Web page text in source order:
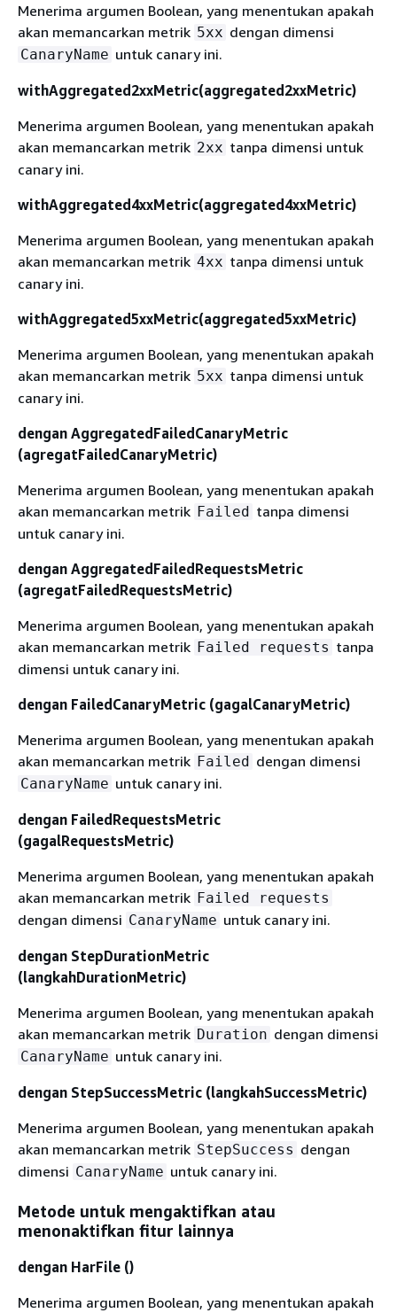
Menerima argumen Boolean, yang menentukan apakah
akan memancarkan metrik 5xx dengan dimensi
CanaryName untuk canary ini.
withAggregated2xxMetric(aggregated2xxMetric)
Menerima argumen Boolean, yang menentukan apakah
akan memancarkan metrik 2xx tanpa dimensi untuk
canary ini.
withAggregated4xxMetric(aggregated4xxMetric)
Menerima argumen Boolean, yang menentukan apakah
akan memancarkan metrik 4xx tanpa dimensi untuk
canary ini.
withAggregated5xxMetric(aggregated5xxMetric)
Menerima argumen Boolean, yang menentukan apakah
akan memancarkan metrik 5xx tanpa dimensi untuk
canary ini.
dengan AggregatedFailedCanaryMetric
(agregatFailedCanaryMetric)
Menerima argumen Boolean, yang menentukan apakah
akan memancarkan metrik Failed tanpa dimensi
untuk canary ini.
dengan AggregatedFailedRequestsMetric
(agregatFailedRequestsMetric)
Menerima argumen Boolean, yang menentukan apakah
akan memancarkan metrik Failed requests tanpa
dimensi untuk canary ini.
dengan FailedCanaryMetric (gagalCanaryMetric)
Menerima argumen Boolean, yang menentukan apakah
akan memancarkan metrik Failed dengan dimensi
CanaryName untuk canary ini.
dengan FailedRequestsMetric
(gagalRequestsMetric)
Menerima argumen Boolean, yang menentukan apakah
akan memancarkan metrik Failed requests
dengan dimensi CanaryName untuk canary ini.
dengan StepDurationMetric
(langkahDurationMetric)
Menerima argumen Boolean, yang menentukan apakah
akan memancarkan metrik Duration dengan dimensi
CanaryName untuk canary ini.
dengan StepSuccessMetric (langkahSuccessMetric)
Menerima argumen Boolean, yang menentukan apakah
akan memancarkan metrik StepSuccess dengan
dimensi CanaryName untuk canary ini.
Metode untuk mengaktifkan atau
menonaktifkan fitur lainnya
dengan HarFile ()
Menerima argumen Boolean, yang menentukan apakah